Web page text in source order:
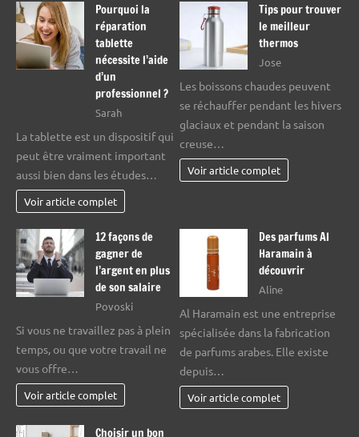
Pourquoi la
réparation
tablette
nécessite l’aide
d’un
professionnel ?
Sarah
La tablette est un dispositif qui
peut être vraiment important
aussi bien dans les études…
Voir article complet
Tips pour trouver
le meilleur
thermos
Jose
Les boissons chaudes peuvent
se réchauffer pendant les hivers
glaciaux et pendant la saison
creuse…
Voir article complet
12 façons de
gagner de
l’argent en plus
de son salaire
Povoski
Si vous ne travaillez pas à plein
temps, ou que votre travail ne
vous offre…
Voir article complet
Des parfums Al
Haramain à
découvrir
Aline
Al Haramain est une entreprise
spécialisée dans la fabrication
de parfums arabes. Elle existe
depuis…
Voir article complet
Choisir un bon